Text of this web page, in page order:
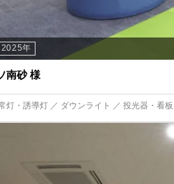
2025年
南砂 様
灯・誘導灯 ／ ダウンライト ／ 投光器・看